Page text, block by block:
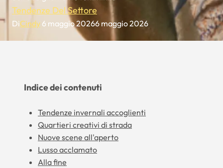
Tendenze Del Settore
DiCindy 6 maggio 20266 maggio 2026
Indice dei contenuti
Tendenze invernali accoglienti
Quartieri creativi di strada
Nuove scene all'aperto
Lusso acclamato
Alla fine